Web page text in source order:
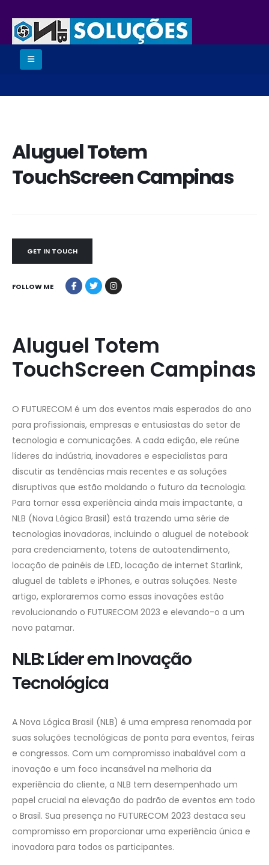
Aluguel Totem
TouchScreen Campinas
GET IN TOUCH
FOLLOW ME
Aluguel Totem
TouchScreen Campinas
O FUTURECOM é um dos eventos mais esperados do ano
para profissionais, empresas e entusiastas do setor de
tecnologia e comunicações. A cada edição, ele reúne
líderes da indústria, inovadores e especialistas para
discutir as tendências mais recentes e as soluções
disruptivas que estão moldando o futuro da tecnologia.
Para tornar essa experiência ainda mais impactante, a
NLB (Nova Lógica Brasil) está trazendo uma série de
tecnologias inovadoras, incluindo o aluguel de notebook
para credenciamento, totens de autoatendimento,
locação de painéis de LED, locação de internet Starlink,
aluguel de tablets e iPhones, e outras soluções. Neste
artigo, exploraremos como essas inovações estão
revolucionando o FUTURECOM 2023 e elevando-o a um
novo patamar.
NLB: Líder em Inovação
Tecnológica
A Nova Lógica Brasil (NLB) é uma empresa renomada por
suas soluções tecnológicas de ponta para eventos, feiras
e congressos. Com um compromisso inabalável com a
inovação e um foco incansável na melhoria da
experiência do cliente, a NLB tem desempenhado um
papel crucial na elevação do padrão de eventos em todo
o Brasil. Sua presença no FUTURECOM 2023 destaca seu
compromisso em proporcionar uma experiência única e
inovadora para todos os participantes.